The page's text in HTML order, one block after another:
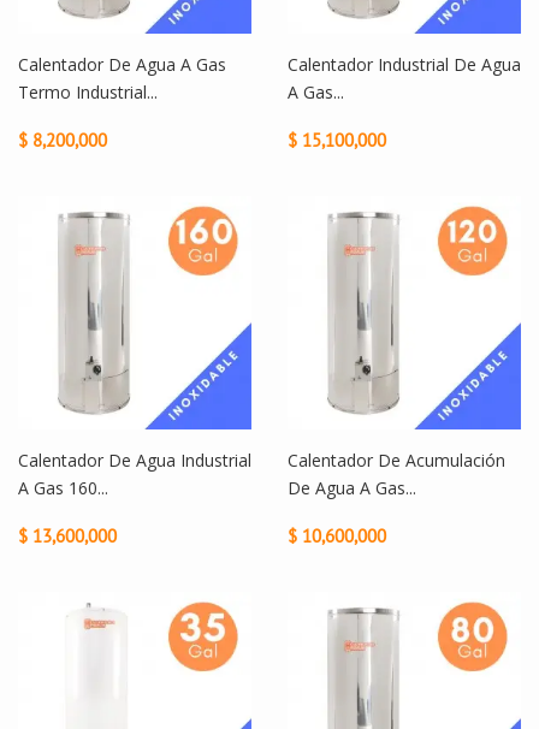
Calentador De Agua A Gas
Termo Industrial...
$ 8,200,000
Calentador Industrial De Agua
A Gas...
$ 15,100,000
Calentador De Agua Industrial
A Gas 160...
$ 13,600,000
Calentador De Acumulación
De Agua A Gas...
$ 10,600,000